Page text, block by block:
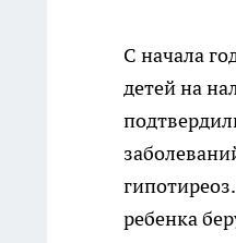
С начала
детей на
ребенка